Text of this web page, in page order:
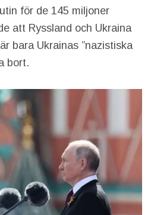
för de 145 miljoner
att Ryssland och Ukraina
bara Ukrainas ”nazistiska
bort.